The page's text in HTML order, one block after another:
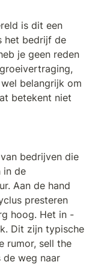
is dit een
het bedrijf de
je geen reden
belangrijk om
betekent niet
bedrijven die
in de
Aan de hand
presteren
hoog. Het in -
Dit zijn typische
rumor, sell the
de weg naar